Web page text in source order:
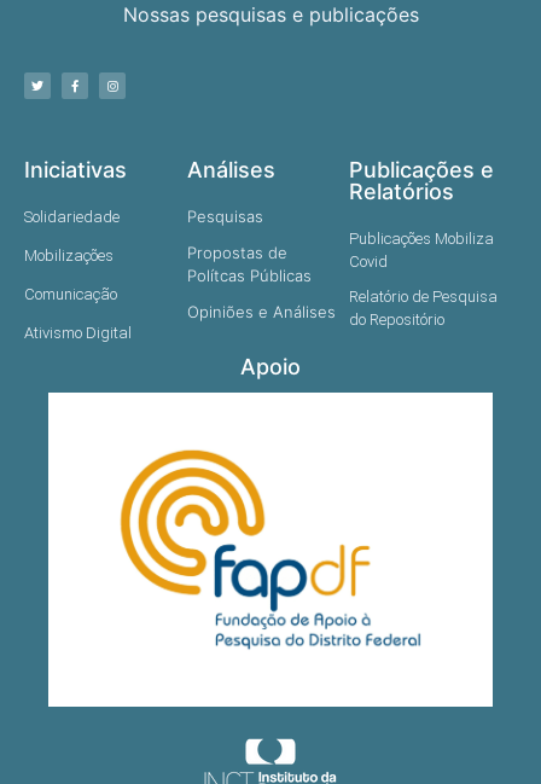
Nossas pesquisas e publicações
Iniciativas
Solidariedade
Mobilizações
Comunicação
Ativismo Digital
Análises
Pesquisas
Propostas de
Polítcas Públicas
Opiniões e Análises
Publicações e
Relatórios
Publicações Mobiliza
Covid
Relatório de Pesquisa
do Repositório
Apoio